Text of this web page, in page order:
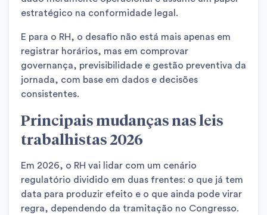
estratégico na conformidade legal.
E para o RH, o desafio não está mais apenas em
registrar horários, mas em comprovar
governança, previsibilidade e gestão preventiva da
jornada, com base em dados e decisões
consistentes.
Principais mudanças nas leis
trabalhistas 2026
Em 2026, o RH vai lidar com um cenário
regulatório dividido em duas frentes: o que já tem
data para produzir efeito e o que ainda pode virar
regra, dependendo da tramitação no Congresso.